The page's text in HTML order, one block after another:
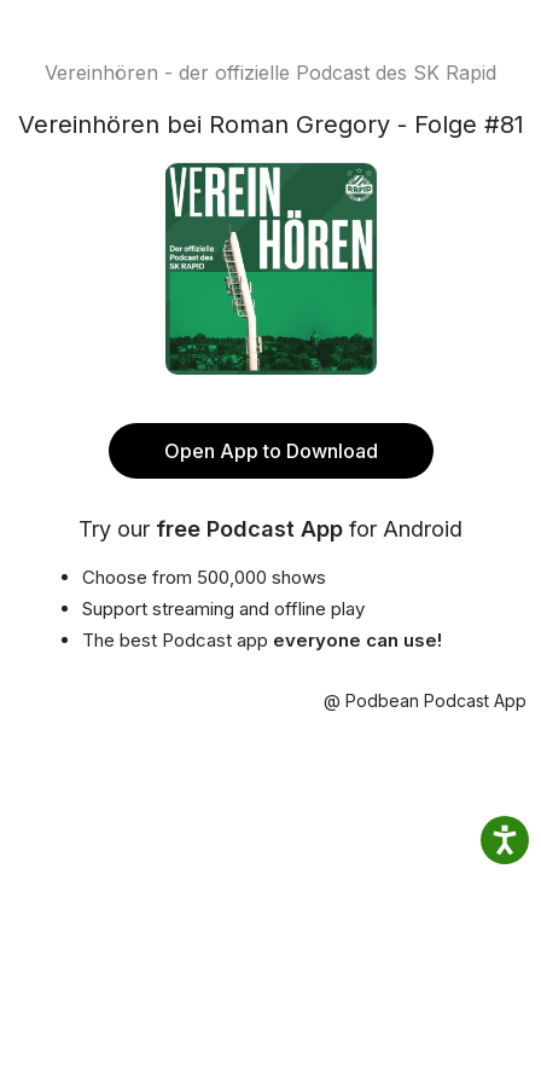
Vereinhören - der offizielle Podcast des SK Rapid
Vereinhören bei Roman Gregory - Folge #81
Open App to Download
Try our free Podcast App for Android
Choose from 500,000 shows
Support streaming and offline play
The best Podcast app everyone can use!
@ Podbean Podcast App